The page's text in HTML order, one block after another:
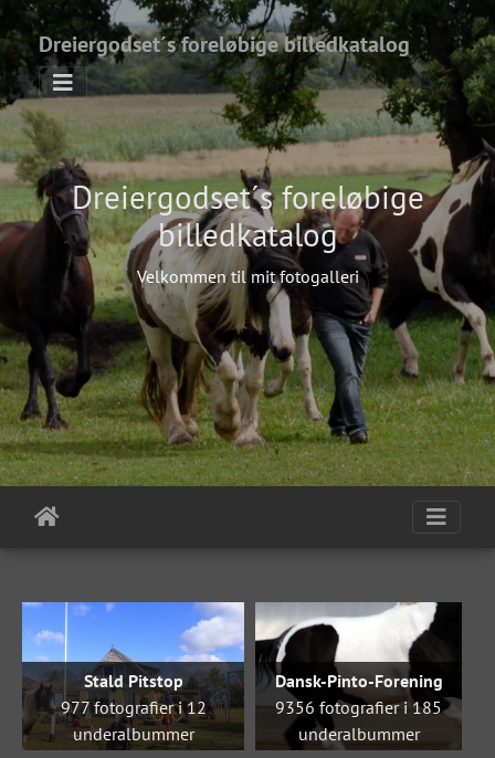
Dreiergodset´s foreløbige billedkatalog
Dreiergodset´s foreløbige
billedkatalog
Velkommen til mit fotogalleri
Stald Pitstop
977 fotografier i 12
underalbummer
Dansk-Pinto-Forening
9356 fotografier i 185
underalbummer